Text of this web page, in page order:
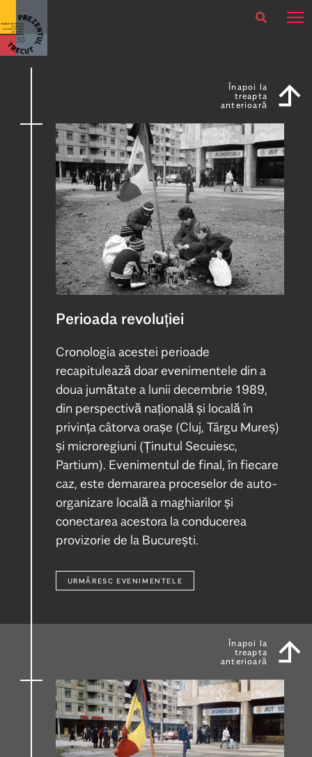
×
Înapoi la
treapta
anterioară
Perioada revoluției
Cronologia acestei perioade
recapitulează doar evenimentele din a
doua jumătate a lunii decembrie 1989,
din perspectivă națională și locală în
privința câtorva orașe (Cluj, Târgu Mureș)
și microregiuni (Ținutul Secuiesc,
Partium). Evenimentul de final, în fiecare
caz, este demararea proceselor de auto-
organizare locală a maghiarilor și
conectarea acestora la conducerea
provizorie de la București.
URMĂRESC EVENIMENTELE
Înapoi la
treapta
anterioară